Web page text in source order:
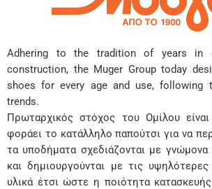
Adhering to the tradition of years in
construction, the Muger Group today
shoes for every age and use, following
trends.
Πρωταρχικός στόχος του Ομίλου
φοράει το κατάλληλο παπούτσι για να
τα υποδήματα σχεδιάζονται με
και δημιουργούνται με τις
υλικά έτσι ώστε η ποιότητα